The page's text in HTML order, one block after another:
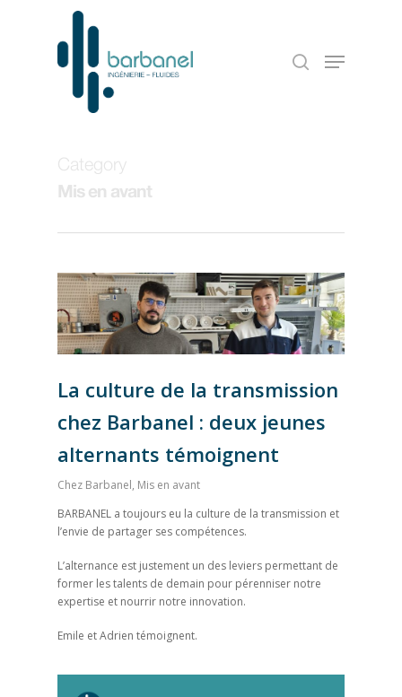
Category
Mis en avant
La culture de la transmission
chez Barbanel : deux jeunes
alternants témoignent
Chez Barbanel, Mis en avant
BARBANEL a toujours eu la culture de la transmission et
l’envie de partager ses compétences.
L’alternance est justement un des leviers permettant de
former les talents de demain pour pérenniser notre
expertise et nourrir notre innovation.
Emile et Adrien témoignent.